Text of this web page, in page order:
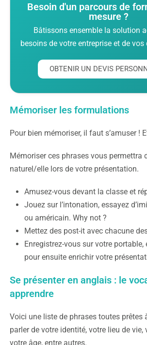
Besoin d'un parcours de
mesure ?
Bâtissons ensemble la solution
besoins de votre entreprise et de
OBTENIR UN DEVIS
Mémoriser les formulations
Pour bien mémoriser, il faut s’amuser !
Mémoriser ces phrases vous permettra
naturel/elle lors de votre présentation.
Amusez-vous devant la classe et
Jouez sur l’intonation, essayez
ou américain. Why not ?
Mettez des post-it avec chacune
Enregistrez-vous sur votre portable,
pour ensuite enrichir votre
Se présenter en anglais : le
apprendre
Voici une liste de phrases toutes prêtes
parler de votre identité, votre lieu de vie,
votre âge, entre autres.